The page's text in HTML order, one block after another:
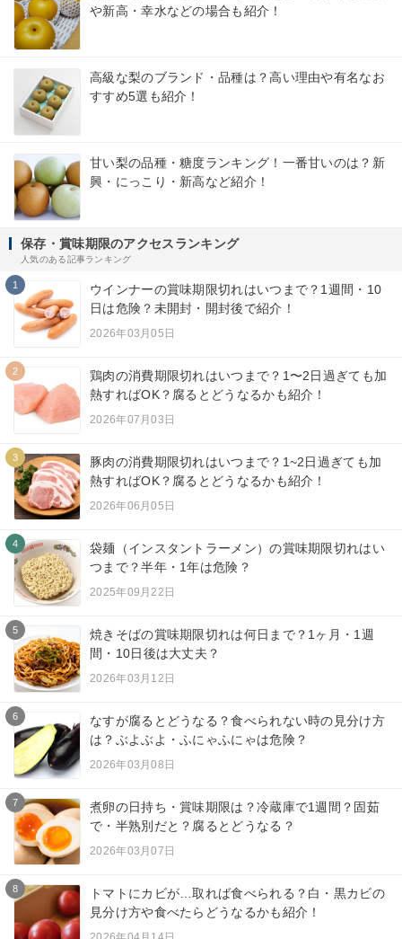
や新高・幸水などの場合も紹介！
高級な梨のブランド・品種は？高い理由や有名なお
すすめ5選も紹介！
甘い梨の品種・糖度ランキング！一番甘いのは？新
興・にっこり・新高など紹介！
保存・賞味期限のアクセスランキング
人気のある記事ランキング
1
ウインナーの賞味期限切れはいつまで？1週間・10
日は危険？未開封・開封後で紹介！
2026年03月05日
2
鶏肉の消費期限切れはいつまで？1〜2日過ぎても加
熱すればOK？腐るとどうなるかも紹介！
2026年07月03日
3
豚肉の消費期限切れはいつまで？1~2日過ぎても加
熱すればOK？腐るとどうなるかも紹介！
2026年06月05日
4
袋麺（インスタントラーメン）の賞味期限切れはい
つまで？半年・1年は危険？
2025年09月22日
5
焼きそばの賞味期限切れは何日まで？1ヶ月・1週
間・10日後は大丈夫？
2026年03月12日
6
なすが腐るとどうなる？食べられない時の見分け方
は？ぶよぶよ・ふにゃふにゃは危険？
2026年03月08日
7
煮卵の日持ち・賞味期限は？冷蔵庫で1週間？固茹
で・半熟別だと？腐るとどうなる？
2026年03月07日
8
トマトにカビが…取れば食べられる？白・黒カビの
見分け方や食べたらどうなるかも紹介！